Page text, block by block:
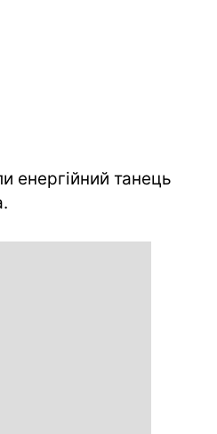
енергійний танець